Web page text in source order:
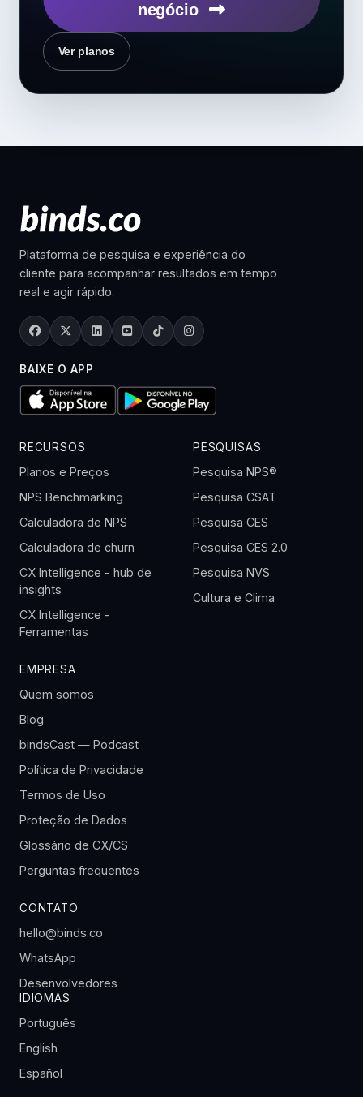
negócio
Ver planos
Plataforma de pesquisa e experiência do
cliente para acompanhar resultados em tempo
real e agir rápido.
BAIXE O APP
RECURSOS
Planos e Preços
NPS Benchmarking
Calculadora de NPS
Calculadora de churn
CX Intelligence - hub de
insights
CX Intelligence -
Ferramentas
PESQUISAS
Pesquisa NPS®
Pesquisa CSAT
Pesquisa CES
Pesquisa CES 2.0
Pesquisa NVS
Cultura e Clima
EMPRESA
Quem somos
Blog
bindsCast — Podcast
Política de Privacidade
Termos de Uso
Proteção de Dados
Glossário de CX/CS
Perguntas frequentes
CONTATO
hello@binds.co
WhatsApp
Desenvolvedores
IDIOMAS
Português
English
Español